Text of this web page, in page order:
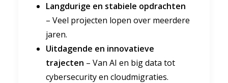
Langdurige en stabiele opdrachten
– Veel projecten lopen over meerdere
jaren.
Uitdagende en innovatieve
trajecten – Van AI en big data tot
cybersecurity en cloudmigraties.